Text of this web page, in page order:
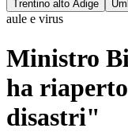
Trentino alto Adige
aule e virus
Ministro
ha
disastri"